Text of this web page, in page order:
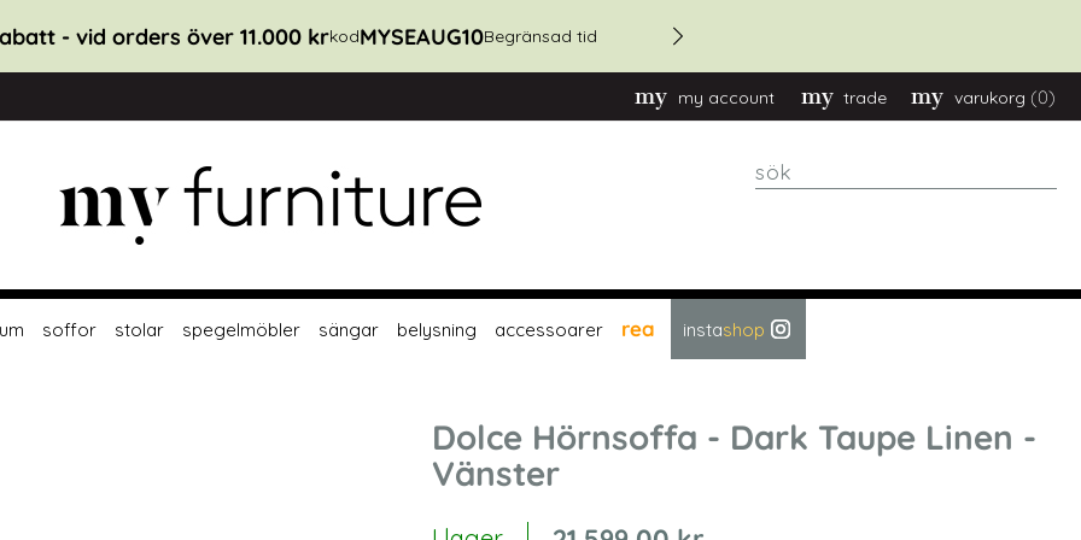
- vid orders över 11.000 krkodMYSEAUG10Begränsad tid
my account trade varukorg (0)
sök
soffor stolar spegelmöbler sängar belysning accessoarer rea instashop
Dolce Hörnsoffa - Dark Taupe Linen -
Vänster